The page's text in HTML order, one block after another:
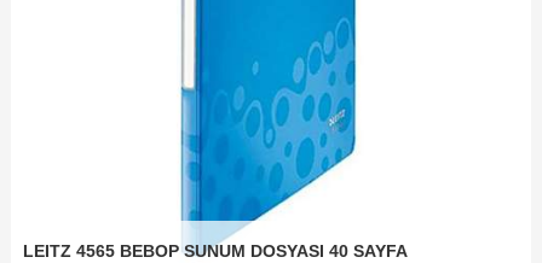
LEITZ 4565 BEBOP SUNUM DOSYASI 40 SAYFA